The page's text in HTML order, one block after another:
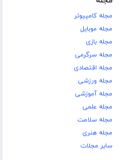
مجله کامپیوتر
مجله موبایل
مجله بازی
مجله سرگرمی
مجله اقتصادی
مجله ورزشی
مجله آموزشی
مجله علمی
مجله سلامت
مجله هنری
سایر مجلات